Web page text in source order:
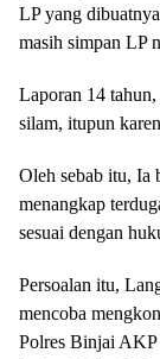
LP yang
masih simpan LP
Laporan 14
silam, itupun
Oleh sebab itu, Ia
menangkap
sesuai dengan
Persoalan itu,
mencoba
Polres Binjai AKP